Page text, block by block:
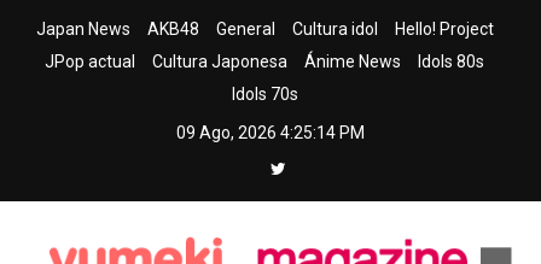
Japan News AKB48 General Cultura idol
Hello! Project
JPop actual
Cultura Japonesa Ánime News
Idols 80s
Idols 70s
09 Ago, 2026 4:25:15 PM